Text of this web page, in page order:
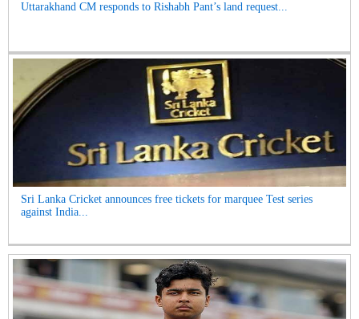
Uttarakhand CM responds to Rishabh Pant’s land request...
Sri Lanka Cricket announces free tickets for marquee Test series
against India...